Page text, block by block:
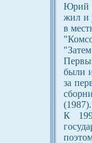
Юрий
жил и
в
были
за
(1987).
К